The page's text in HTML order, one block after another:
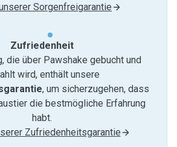
Sorgenfreigarantie
Zufriedenheit
die über Pawshake gebucht und
wird, enthält unsere
, um sicherzugehen, dass
die bestmögliche Erfahrung
habt.
Zufriedenheitsgarantie